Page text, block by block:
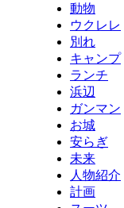
動物
ウクレレ
別れ
キャンプ
ランチ
浜辺
ガンマン
お城
安らぎ
未来
人物紹介
計画